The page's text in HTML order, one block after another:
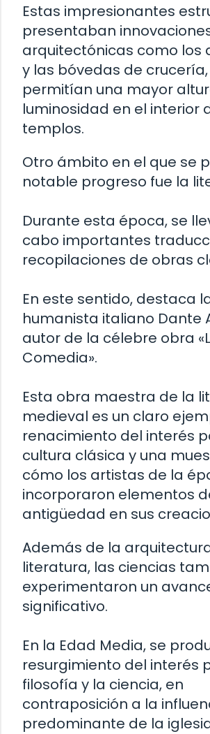
Estas impresionantes
presentaban
arquitectónicas como los
y las bóvedas de
permitían una mayor
luminosidad en el interior
templos.
Otro ámbito en el que se
notable progreso fue la
Durante esta época, se
cabo importantes
recopilaciones de obras
En este sentido, destaca
humanista italiano Dante
autor de la célebre obra
Comedia».
Esta obra maestra de la
medieval es un claro
renacimiento del interés
cultura clásica y una
cómo los artistas de la
incorporaron elementos
antigüedad en sus
Además de la
literatura, las ciencias
experimentaron un
significativo.
En la Edad Media, se
resurgimiento del interés
filosofía y la ciencia, en
contraposición a la
predominante de la